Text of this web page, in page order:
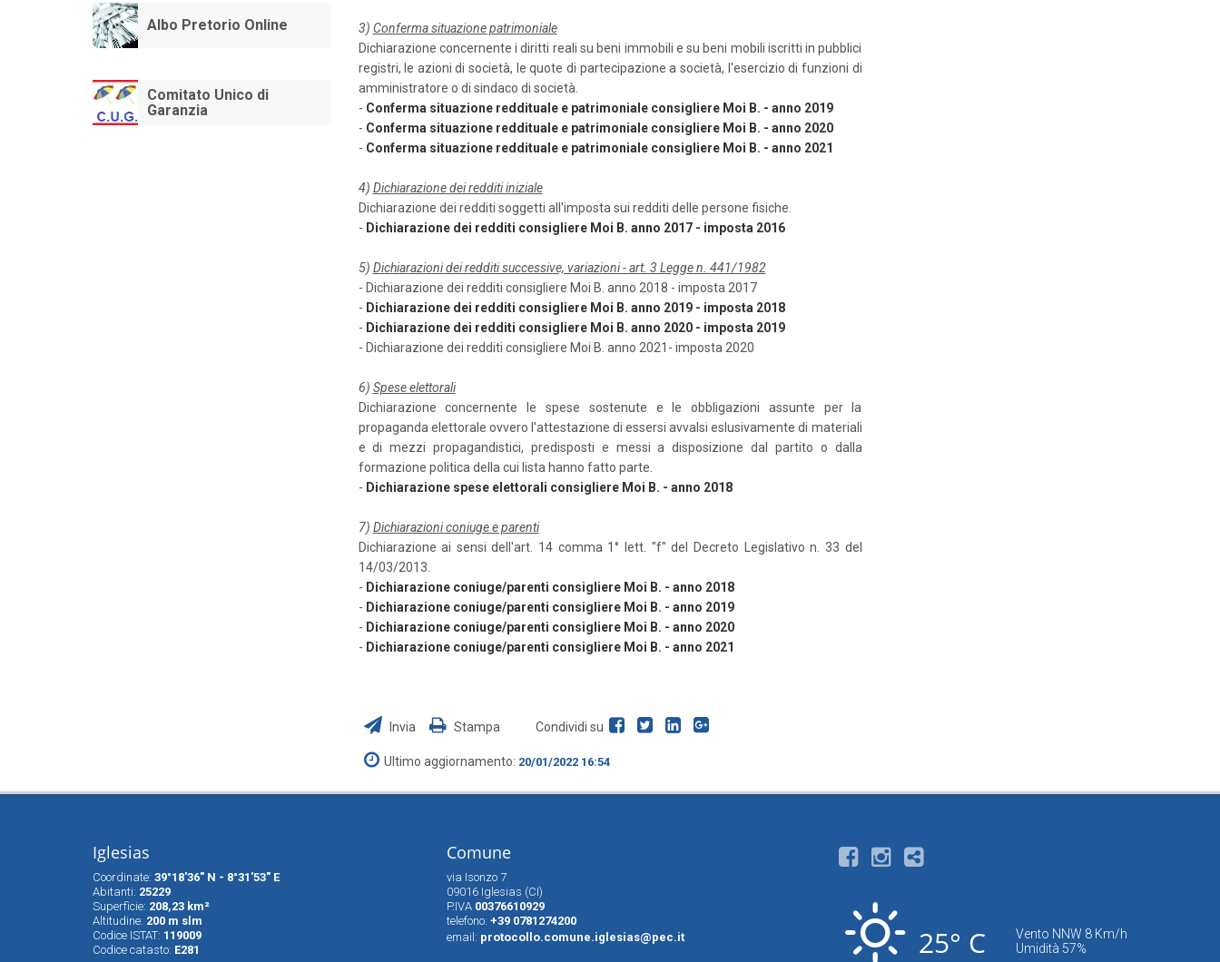
Albo Pretorio Online
Comitato Unico di
Garanzia
3) Conferma situazione patrimoniale
Dichiarazione concernente i diritti reali su beni immobili e su beni mobili iscritti in pubblici
registri, le azioni di società, le quote di partecipazione a società, l'esercizio di funzioni di
amministratore o di sindaco di società.
- Conferma situazione reddituale e patrimoniale consigliere Moi B. - anno 2019
- Conferma situazione reddituale e patrimoniale consigliere Moi B. - anno 2020
- Conferma situazione reddituale e patrimoniale consigliere Moi B. - anno 2021
4) Dichiarazione dei redditi iniziale
Dichiarazione dei redditi soggetti all'imposta sui redditi delle persone fisiche.
- Dichiarazione dei redditi consigliere Moi B. anno 2017 - imposta 2016
5) Dichiarazioni dei redditi successive, variazioni - art. 3 Legge n. 441/1982
- Dichiarazione dei redditi consigliere Moi B. anno 2018 - imposta 2017
- Dichiarazione dei redditi consigliere Moi B. anno 2019 - imposta 2018
- Dichiarazione dei redditi consigliere Moi B. anno 2020 - imposta 2019
- Dichiarazione dei redditi consigliere Moi B. anno 2021- imposta 2020
6) Spese elettorali
Dichiarazione concernente le spese sostenute e le obbligazioni assunte per la
propaganda elettorale ovvero l'attestazione di essersi avvalsi eslusivamente di materiali
e di mezzi propagandistici, predisposti e messi a disposizione dal partito o dalla
formazione politica della cui lista hanno fatto parte.
- Dichiarazione spese elettorali consigliere Moi B. - anno 2018
7) Dichiarazioni coniuge e parenti
Dichiarazione ai sensi dell'art. 14 comma 1° lett. "f" del Decreto Legislativo n. 33 del
14/03/2013.
- Dichiarazione coniuge/parenti consigliere Moi B. - anno 2018
- Dichiarazione coniuge/parenti consigliere Moi B. - anno 2019
- Dichiarazione coniuge/parenti consigliere Moi B. - anno 2020
- Dichiarazione coniuge/parenti consigliere Moi B. - anno 2021
Invia Stampa Condividi su
Ultimo aggiornamento: 20/01/2022 16:54
Iglesias
Coordinate: 39°18'36" N - 8°31'53" E
Abitanti: 25229
Superfìcie: 208,23 km²
Altitudine: 200 m slm
Codice ISTAT: 119009
Codice catasto: E281
Comune
via Isonzo 7
09016 Iglesias (CI)
P.IVA 00376610929
telefono: +39 0781274200
email: protocollo.comune.iglesias@pec.it 25° C
Vento NNW 8 Km/h
Umidità 57%